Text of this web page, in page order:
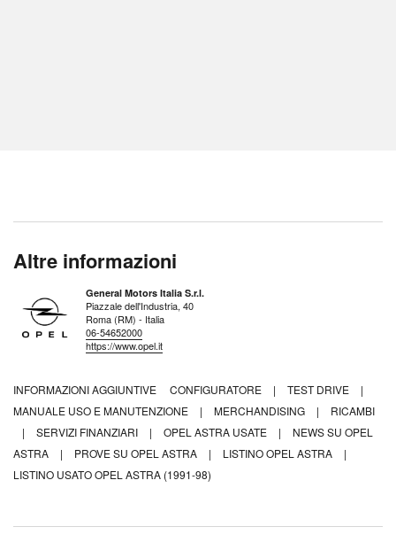
Altre informazioni
General Motors Italia S.r.l.
Piazzale dell'Industria, 40
Roma (RM) - Italia
06-54652000
https://www.opel.it
INFORMAZIONI AGGIUNTIVE CONFIGURATORE | TEST DRIVE
|
MANUALE USO E MANUTENZIONE
| MERCHANDISING |
RICAMBI
|
SERVIZI FINANZIARI | OPEL ASTRA USATE |
NEWS SU OPEL
ASTRA
| PROVE SU OPEL ASTRA | LISTINO OPEL ASTRA
|
LISTINO USATO OPEL ASTRA (1991-98)